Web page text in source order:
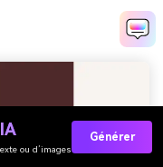
ou d’images
Générer